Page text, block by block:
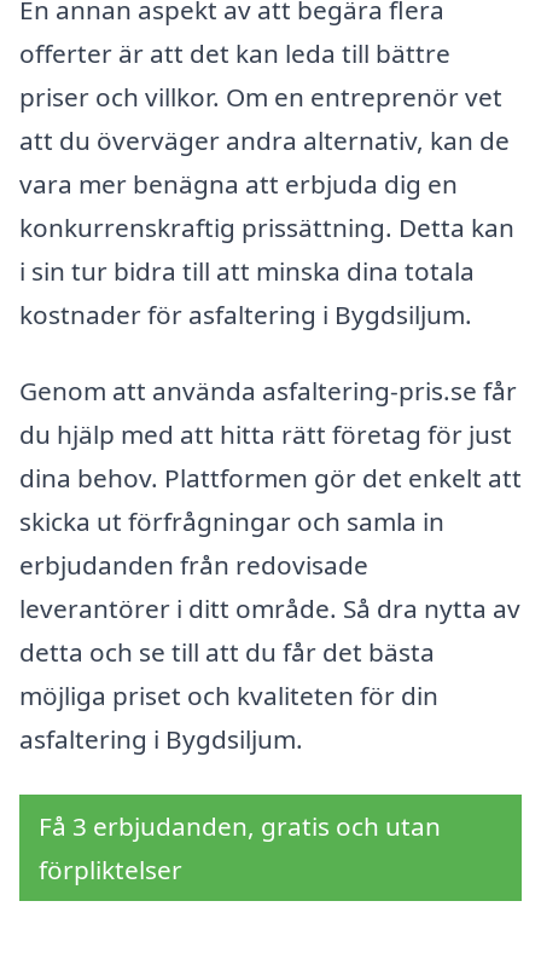
En annan aspekt av att begära flera
offerter är att det kan leda till bättre
priser och villkor. Om en entreprenör vet
att du överväger andra alternativ, kan de
vara mer benägna att erbjuda dig en
konkurrenskraftig prissättning. Detta kan
i sin tur bidra till att minska dina totala
kostnader för asfaltering i Bygdsiljum.
Genom att använda asfaltering-pris.se får
du hjälp med att hitta rätt företag för just
dina behov. Plattformen gör det enkelt att
skicka ut förfrågningar och samla in
erbjudanden från redovisade
leverantörer i ditt område. Så dra nytta av
detta och se till att du får det bästa
möjliga priset och kvaliteten för din
asfaltering i Bygdsiljum.
Få 3 erbjudanden, gratis och utan
förpliktelser